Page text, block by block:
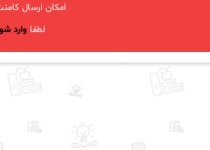
امکان ارسال
لطفاوارد